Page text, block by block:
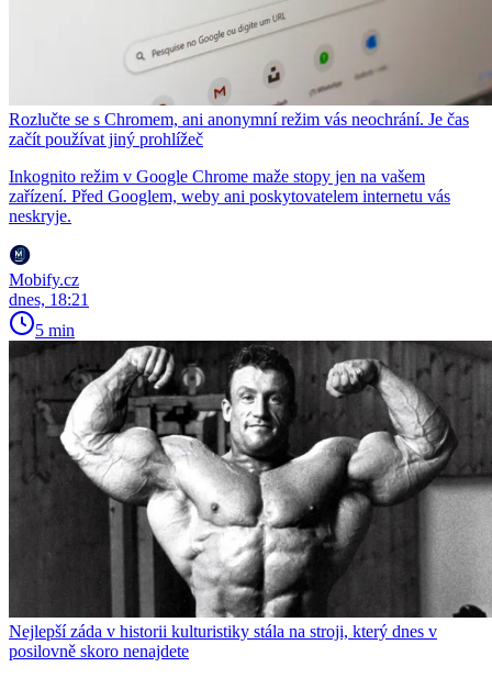
Rozlučte se s Chromem, ani anonymní režim vás neochrání. Je čas
začít používat jiný prohlížeč
Inkognito režim v Google Chrome maže stopy jen na vašem
zařízení. Před Googlem, weby ani poskytovatelem internetu vás
neskryje.
Mobify.cz
dnes, 18:21
5 min
Nejlepší záda v historii kulturistiky stála na stroji, který dnes v
posilovně skoro nenajdete